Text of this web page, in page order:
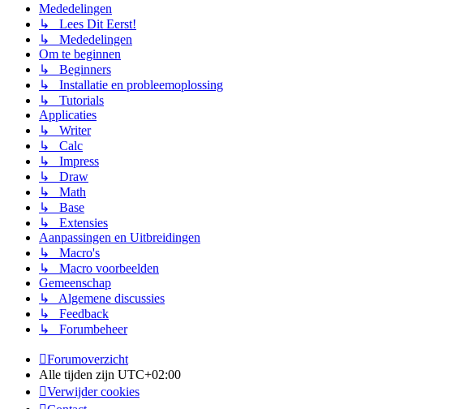
Mededelingen
↳ Lees Dit Eerst!
↳ Mededelingen
Om te beginnen
↳ Beginners
↳ Installatie en probleemoplossing
↳ Tutorials
Applicaties
↳ Writer
↳ Calc
↳ Impress
↳ Draw
↳ Math
↳ Base
↳ Extensies
Aanpassingen en Uitbreidingen
↳ Macro's
↳ Macro voorbeelden
Gemeenschap
↳ Algemene discussies
↳ Feedback
↳ Forumbeheer
Forumoverzicht
Alle tijden zijn UTC+02:00
Verwijder cookies